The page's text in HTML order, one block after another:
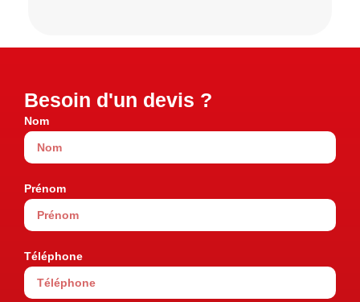
Besoin d'un devis ?
Nom
Prénom
Téléphone